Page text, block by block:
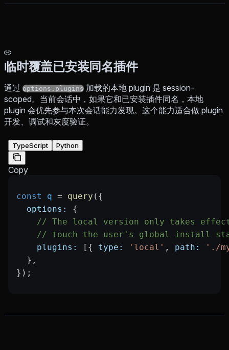
临时覆盖已安装同名插件
通过 options.plugins 加载的本地 plugin 是 session-
scoped。当前会话中，如果它和已安装插件同名，本地
plugin 会优先参与本次会话能力发现。这个能力适合做 plugin
开发、调试和灰度验证。
TypeScript Python
Copy
const q = query ({
  options:
{
// The local version only takes
// touch the user's global install
    plugins:
[{ type: 'local' , path:
'./
  },
});